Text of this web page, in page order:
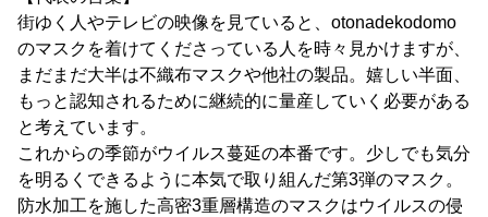
街ゆく人やテレビの映像を見ていると、otonadekodomo
のマスクを着けてくださっている人を時々見かけますが、
まだまだ大半は不織布マスクや他社の製品。嬉しい半面、
もっと認知されるために継続的に量産していく必要がある
と考えています。
これからの季節がウイルス蔓延の本番です。少しでも気分
を明るくできるように本気で取り組んだ第3弾のマスク。
防水加工を施した高密3重層構造のマスクはウイルスの侵